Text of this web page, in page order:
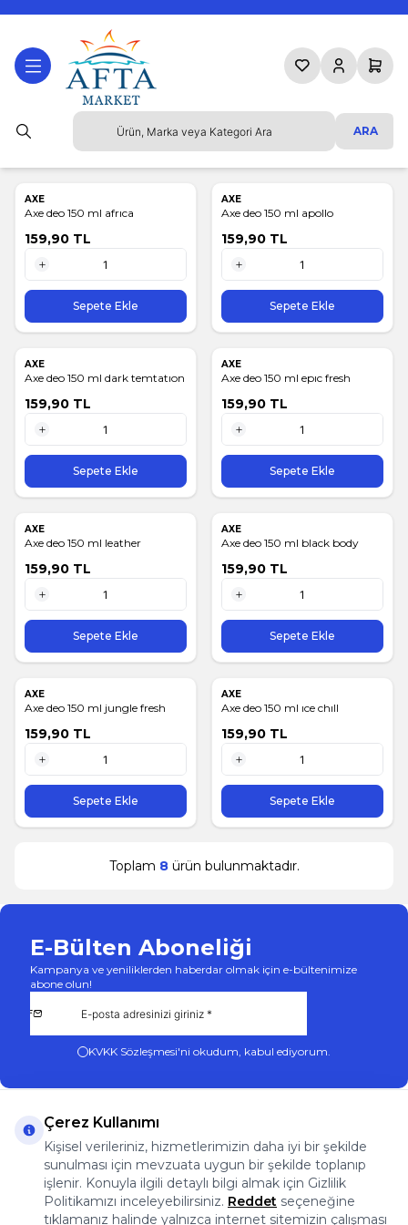
ARA
Favorilerim
HesabımSepetim
AXE
Axe deo 150 ml afrıca
159,90 TL
1 Adet
Sepete Ekle
AXE
Axe deo 150 ml apollo
159,90 TL
1 Adet
Sepete Ekle
AXE
Axe deo 150 ml dark temtatıon
159,90 TL
1 Adet
Sepete Ekle
AXE
Axe deo 150 ml epıc fresh
159,90 TL
1 Adet
Sepete Ekle
AXE
Axe deo 150 ml leather
159,90 TL
1 Adet
Sepete Ekle
AXE
Axe deo 150 ml black body
159,90 TL
1 Adet
Sepete Ekle
AXE
Axe deo 150 ml jungle fresh
159,90 TL
1 Adet
Sepete Ekle
AXE
Axe deo 150 ml ıce chıll
159,90 TL
1 Adet
Sepete Ekle
Toplam 8ürün bulunmaktadır.
E-Bülten Aboneliği
Kampanya ve yeniliklerden haberdar olmak için e-bültenimize
abone olun!
KVKK Sözleşmesi'ni okudum, kabul ediyorum.
App StorePlay Store
FacebookInstagram
Önemli Bilgiler
Önemli Bilgiler
Çerez Kullanımı
Kişisel verileriniz, hizmetlerimizin daha iyi bir şekilde
sunulması için mevzuata uygun bir şekilde toplanıp
işlenir. Konuyla ilgili detaylı bilgi almak için Gizlilik
Politikamızı inceleyebilirsiniz. Reddet seçeneğine
tıklamanız halinde yalnızca internet sitemizin çalışması